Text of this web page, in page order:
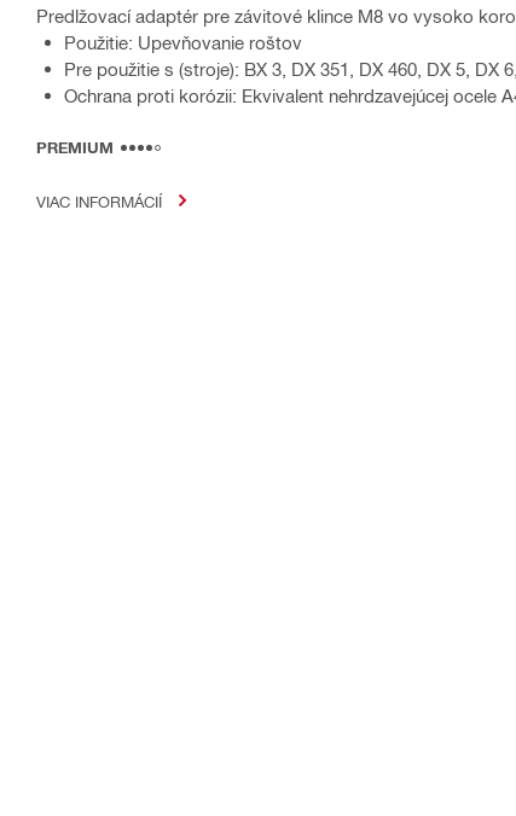
Predlžovací adaptér pre závitové klince M8 vo vysoko
Použitie: Upevňovanie roštov
Pre použitie s (stroje): BX 3, DX 351, DX 460, DX 5, DX
Ochrana proti korózii: Ekvivalent nehrdzavejúcej ocele
PREMIUM
VIAC INFORMÁCIÍ